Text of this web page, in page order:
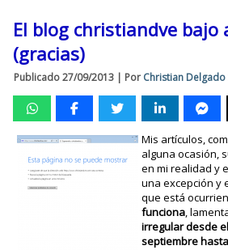
El blog christiandve bajo
(gracias)
Publicado 27/09/2013 | Por Christian Delgado
Mis artículos,
alguna ocasión,
en mi realidad y
una excepción y
que está
funciona,
irregular desde
septiembre